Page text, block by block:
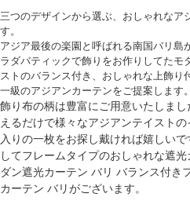
三つのデザインから選ぶ、おしゃれなア
す。
アジア最後の楽園と呼ばれる南国バリ島
ラダバティックで飾りをお作りしてたモ
ストのバランス付き、おしゃれな上飾
一級のアジアンカーテンをご提案します。
飾り布の柄は豊富にご用意いたしま
えるだけで様々なアジアンテイスト
入りの一枚をお探し戴ければ嬉しい
してフレームタイプのおしゃれな遮
ダン遮光カーテン バリ バランス付き
カーテン バリがございます。